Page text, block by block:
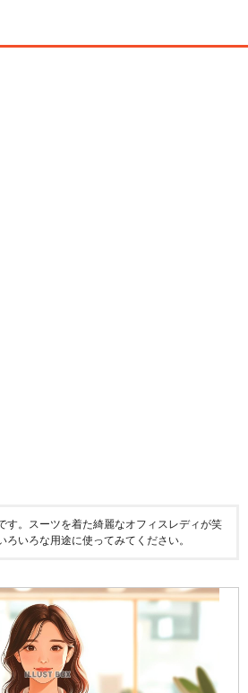
す。スーツを着た綺麗なオフィスレディが笑
いろな用途に使ってみてください。